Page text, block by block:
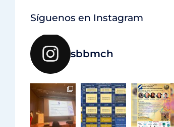
Síguenos en Instagram
sbbmch